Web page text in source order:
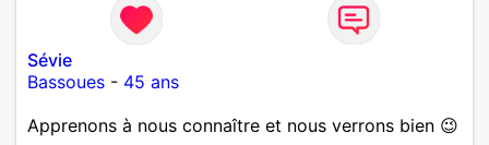
Sévie
Bassoues - 45 ans
Apprenons à nous connaître et nous verrons bien 😉